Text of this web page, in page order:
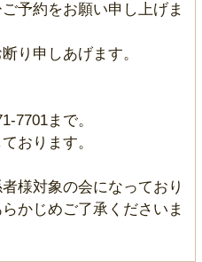
予約をお願い申し上げま
り申しあげます。
7701まで。
おります。
様対象の会になっており
かじめご了承くださいま